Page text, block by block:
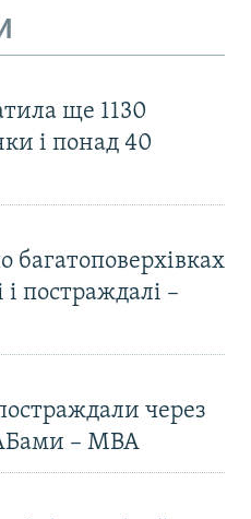
ще 1130
і понад 40
і постраждалі –
через
– МВА